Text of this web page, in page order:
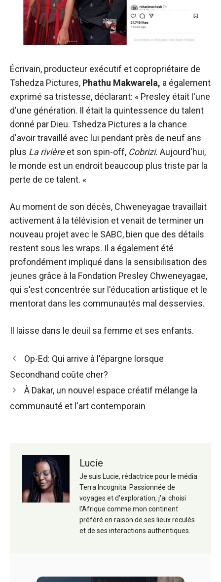
Écrivain, producteur exécutif et copropriétaire de
Tshedza Pictures, Phathu Makwarela, a également
exprimé sa tristesse, déclarant: « Presley était l'une
d'une génération. Il était la quintessence du talent
donné par Dieu. Tshedza Pictures a la chance
d'avoir travaillé avec lui pendant près de neuf ans
plus La rivièreet son spin-off, Cobrizi. Aujourd'hui,
le monde est un endroit beaucoup plus triste par la
perte de ce talent. «
Au moment de son décès, Chweneyagae travaillait
activement à la télévision et venait de terminer un
nouveau projet avec le SABC, bien que des détails
restent sous les wraps. Il a également été
profondément impliqué dans la sensibilisation des
jeunes grâce à la Fondation Presley Chweneyagae,
qui s'est concentrée sur l'éducation artistique et le
mentorat dans les communautés mal desservies.
Il laisse dans le deuil sa femme et ses enfants.
Navigation
des
articles
Op-Ed: Qui arrive à l'épargne lorsque
Secondhand coûte cher?
À Dakar, un nouvel espace créatif mélange la
communauté et l'art contemporain
Lucie
Je suis Lucie, rédactrice pour le média
Terra Incognita. Passionnée de
voyages et d'exploration, j'ai choisi
l'Afrique comme mon continent
préféré en raison de ses lieux reculés
et de ses interactions authentiques.